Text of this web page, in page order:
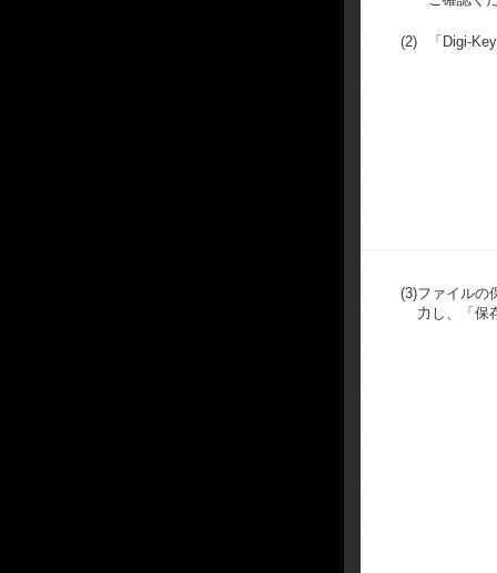
(2) 「Digi-
(3)ファイルの
力し、「保